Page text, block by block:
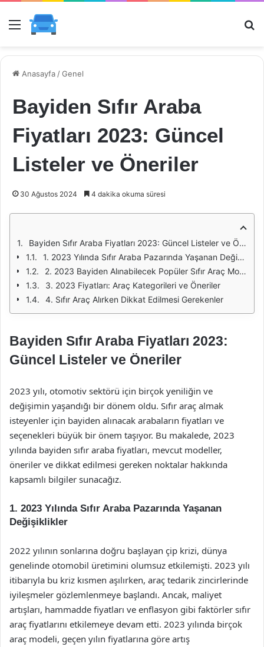
Menü
Anasayfa /Genel
Bayiden Sıfır Araba
Fiyatları 2023: Güncel
Listeler ve Öneriler
30 Ağustos 2024 4 dakika okuma süresi
Bayiden Sıfır Araba Fiyatları 2023: Güncel Listeler ve Öneriler
1. 2023 Yılında Sıfır Araba Pazarında Yaşanan Değişiklikler
2. 2023 Bayiden Alınabilecek Popüler Sıfır Araç Modelleri
3. 2023 Fiyatları: Araç Kategorileri ve Öneriler
4. Sıfır Araç Alırken Dikkat Edilmesi Gerekenler
Bayiden Sıfır Araba Fiyatları 2023:
Güncel Listeler ve Öneriler
2023 yılı, otomotiv sektörü için birçok yeniliğin ve
değişimin yaşandığı bir dönem oldu. Sıfır araç almak
isteyenler için bayiden alınacak arabaların fiyatları ve
seçenekleri büyük bir önem taşıyor. Bu makalede, 2023
yılında bayiden sıfır araba fiyatları, mevcut modeller,
öneriler ve dikkat edilmesi gereken noktalar hakkında
kapsamlı bilgiler sunacağız.
1. 2023 Yılında Sıfır Araba Pazarında Yaşanan
Değişiklikler
2022 yılının sonlarına doğru başlayan çip krizi, dünya
genelinde otomobil üretimini olumsuz etkilemişti. 2023 yılı
itibarıyla bu kriz kısmen aşılırken, araç tedarik zincirlerinde
iyileşmeler gözlemlenmeye başlandı. Ancak, maliyet
artışları, hammadde fiyatları ve enflasyon gibi faktörler sıfır
araç fiyatlarını etkilemeye devam etti. 2023 yılında birçok
araç modeli, geçen yılın fiyatlarına göre artış